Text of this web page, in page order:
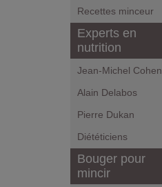
Recettes minceur
Experts en
nutrition
Jean-Michel Cohen
Alain Delabos
Pierre Dukan
Diététiciens
Bouger pour
mincir